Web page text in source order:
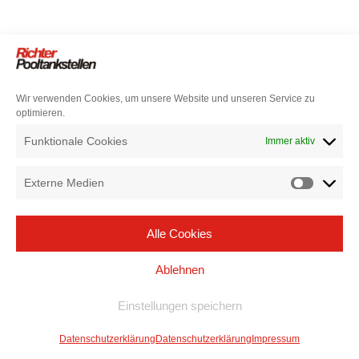
Wir verwenden Cookies, um unsere Website und unseren Service zu
optimieren.
Funktionale Cookies Immer aktiv
Externe Medien
Alle Cookies
Ablehnen
Einstellungen speichern
Datenschutzerklärung Datenschutzerklärung Impressum
| Präsentiert vonWordPress